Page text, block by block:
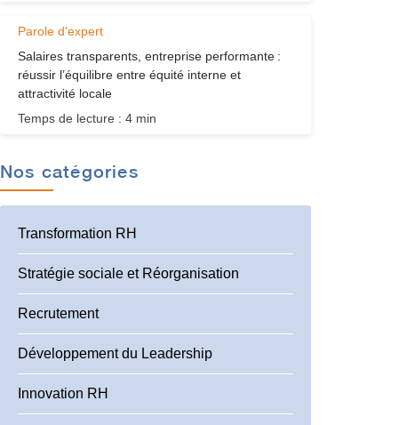
Parole d'expert
Salaires transparents, entreprise performante :
réussir l’équilibre entre équité interne et
attractivité locale
Temps de lecture : 4 min
Nos catégories
Transformation RH
Stratégie sociale et Réorganisation
Recrutement
Développement du Leadership
Innovation RH